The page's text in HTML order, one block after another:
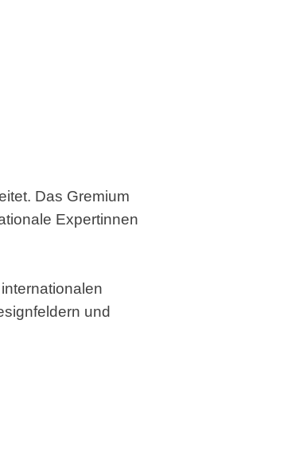
Das Gremium
Expertinnen
und